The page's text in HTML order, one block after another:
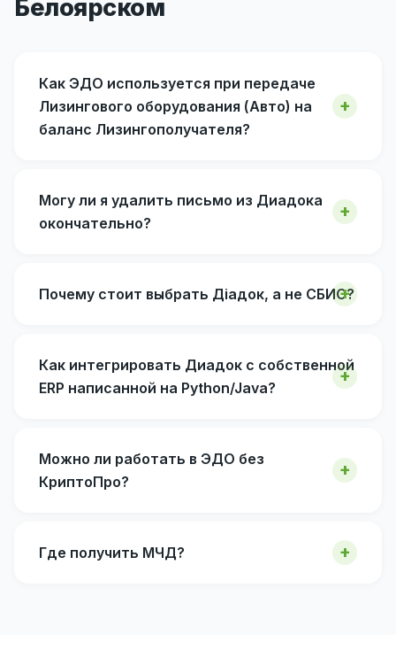
Белоярском
Как ЭДО используется при передаче
Лизингового оборудования (Авто) на
баланс Лизингополучателя?
Могу ли я удалить письмо из Диадока
окончательно?
Почему стоит выбрать Діадок, а не СБИС?
Как интегрировать Диадок с собственной
ERP написанной на Python/Java?
Можно ли работать в ЭДО без
КриптоПро?
Где получить МЧД?